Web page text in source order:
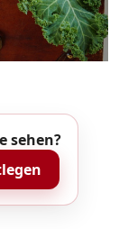
sehen?